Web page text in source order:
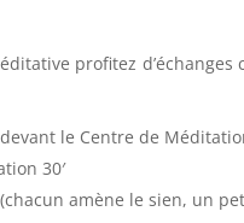
profitez
le Centre de
30′
amène le sien, un